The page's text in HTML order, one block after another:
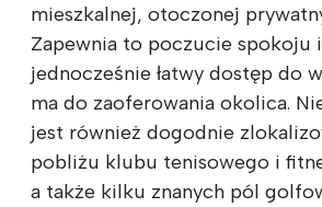
mieszkalnej, otoczonej
Zapewnia to poczucie spokoju
jednocześnie łatwy dostęp do
ma do zaoferowania okolica.
jest również dogodnie
pobliżu klubu tenisowego i
a także kilku znanych pól